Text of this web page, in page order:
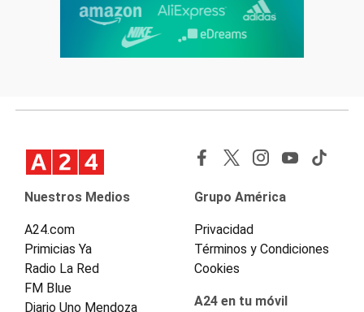
Nuestros Medios
A24.com
Primicias Ya
Radio La Red
FM Blue
Diario Uno Mendoza
Grupo América
Privacidad
Términos y Condiciones
Cookies
A24 en tu móvil